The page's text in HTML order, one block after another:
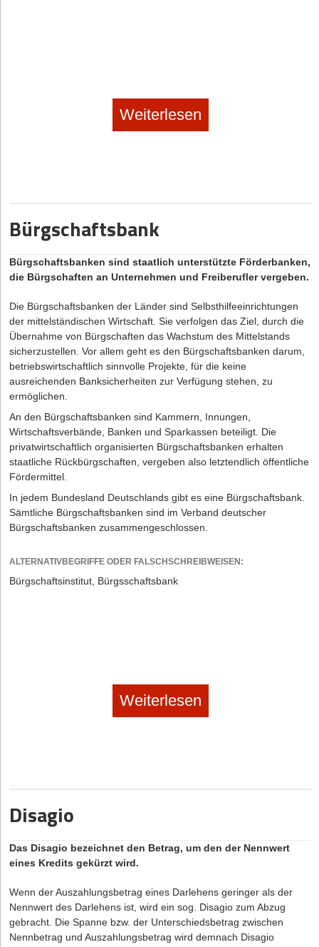
Weiterlesen
Bürgschaftsbank
Bürgschaftsbanken sind staatlich unterstützte Förderbanken,
die Bürgschaften an Unternehmen und Freiberufler vergeben.
Die Bürgschaftsbanken der Länder sind Selbsthilfeeinrichtungen
der mittelständischen Wirtschaft. Sie verfolgen das Ziel, durch die
Übernahme von Bürgschaften das Wachstum des Mittelstands
sicherzustellen. Vor allem geht es den Bürgschaftsbanken darum,
betriebswirtschaftlich sinnvolle Projekte, für die keine
ausreichenden Banksicherheiten zur Verfügung stehen, zu
ermöglichen.
An den Bürgschaftsbanken sind Kammern, Innungen,
Wirtschaftsverbände, Banken und Sparkassen beteiligt. Die
privatwirtschaftlich organisierten Bürgschaftsbanken erhalten
staatliche Rückbürgschaften, vergeben also letztendlich öffentliche
Fördermittel.
In jedem Bundesland Deutschlands gibt es eine Bürgschaftsbank.
Sämtliche Bürgschaftsbanken sind im Verband deutscher
Bürgschaftsbanken zusammengeschlossen.
ALTERNATIVBEGRIFFE ODER FALSCHSCHREIBWEISEN:
Bürgschaftsinstitut, Bürgsschaftsbank
Weiterlesen
Disagio
Das Disagio bezeichnet den Betrag, um den der Nennwert
eines Kredits gekürzt wird.
Wenn der Auszahlungsbetrag eines Darlehens geringer als der
Nennwert des Darlehens ist, wird ein sog. Disagio zum Abzug
gebracht. Die Spanne bzw. der Unterschiedsbetrag zwischen
Nennbetrag und Auszahlungsbetrag wird demnach Disagio